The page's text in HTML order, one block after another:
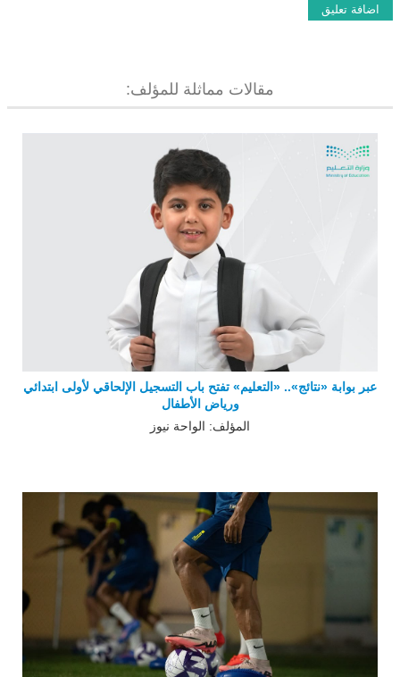
مقالات مماثلة للمؤلف:
عبر بوابة «نتائج».. «التعليم» تفتح باب التسجيل الإلحاقي لأولى ابتدائي
ورياض الأطفال
المؤلف: الواحة نيوز